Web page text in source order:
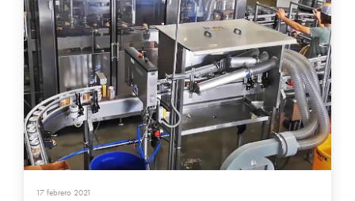
17 febrero 2021